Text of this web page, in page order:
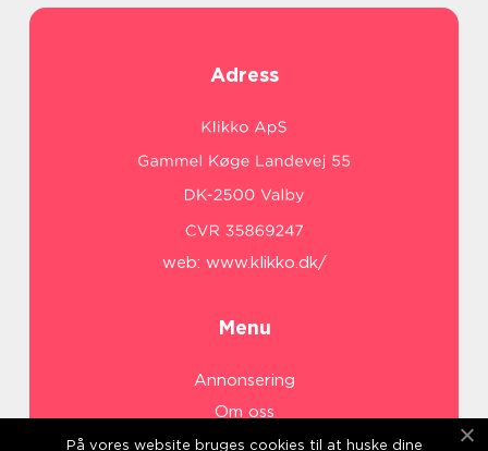
Adress
web: www.klikko.dk/
Menu
Annonsering
Om oss
Cookies
På vores website bruges cookies til at huske dine